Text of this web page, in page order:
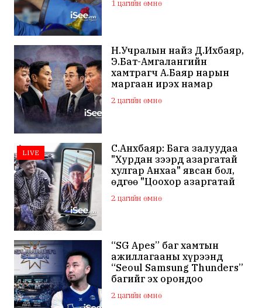
1 цагийн өмнө
Н.Учралын найз Д.Ихбаяр,
Э.Бат-Амгалангийн
хамтрагч А.Баяр нарын
маргаан ирэх намар
нийслэлийн МАН дахин
хагарахыг харуулж байна
2 цагийн өмнө
LIVE
С.Анхбаяр: Бага залуудаа
"Хурдан зээрд азаргатай
хулгар Анхаа" явсан бол,
өдгөө "Цоохор азаргатай
цоохор дээлтэй Анхаа"
болжээ
2 цагийн өмнө
“SG Apes” баг хамтын
ажиллагааны хүрээнд
“Seoul Samsung Thunders”
багийг эх орондоо
төлбөргүй авчирсан нь
Монголын сагсан бөмбөг
2 цагийн өмнө